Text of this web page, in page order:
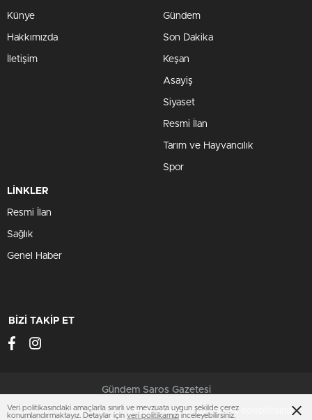
Künye
Hakkımızda
İletişim
Gündem
Son Dakika
Keşan
Asayiş
Siyaset
Resmi İlan
Tarım ve Hayvancılık
Spor
LİNKLER
Resmi İlan
Sağlık
Genel Haber
BİZİ TAKİP ET
Gündem Saros Gazetesi
Çerezler ile ilgili bilgi içinÇerez Politikamızıziyaret edebilirsiniz.
Veri politikasındaki amaçlarla sınırlı ve mevzuata uygun şekilde çerez
konumlandırmaktayız. Detaylar için veri politikamızı inceleyebilirsiniz.